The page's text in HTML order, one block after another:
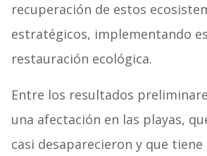
recuperación de estos
estratégicos, implementando
restauración ecológica.
Entre los resultados
una afectación en las playas,
casi desaparecieron y que